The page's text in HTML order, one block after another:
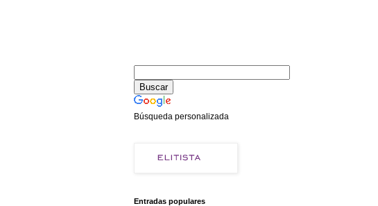
Búsqueda personalizada
Entradas populares